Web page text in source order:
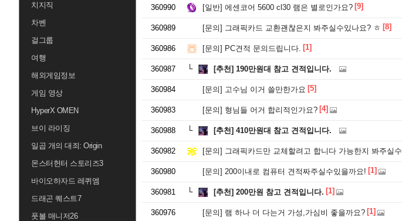
치지직
차벤
걸그룹
여행
해외게임정보
게임 영상
HyperX OMEN
브이 라이징
일곱 개의 대죄: Origin
몬스터헌터 스토리즈3
바이오하자드 레퀴엠
드래곤 퀘스트7
풋볼 매니저26
360990 [일반] 에센코어 5600 cl30 램은 별로인가요? [9]
360989 [문의] 그래픽카드 교환괜찮은지 봐주실수있나요? ㅎ [8]
360986 [문의] PC견적 문의드립니다. [1]
360987 [추천] 190만원대 참고 견적입니다.
360984 [문의] 고수님 이거 쓸만한가요 [5]
360983 [문의] 형님들 어거 합리적인가요? [4]
360988 [추천] 410만원대 참고 견적입니다.
360982 [문의] 그래픽카드만 교체할려고 합니다 가능한지 봐주실수있나요.
360980 [문의] 200이내로 컴퓨터 견적짜주실수있을까요! [1]
360981 [추천] 200만원 참고 견적입니다. [1]
360976 [문의] 램 하나 더 다는거 가성,가심비 좋을까요? [1]